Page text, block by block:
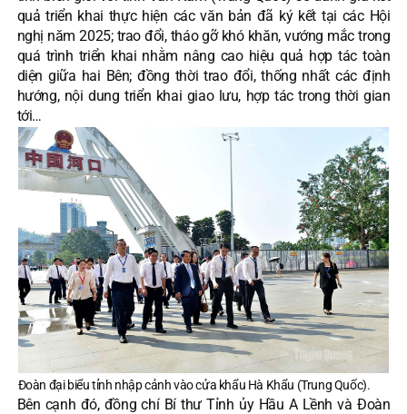
quả triển khai thực hiện các văn bản đã ký kết tại các Hội
nghị năm 2025; trao đổi, tháo gỡ khó khăn, vướng mắc trong
quá trình triển khai nhằm nâng cao hiệu quả hợp tác toàn
diện giữa hai Bên; đồng thời trao đổi, thống nhất các định
hướng, nội dung triển khai giao lưu, hợp tác trong thời gian
tới…
Đoàn đại biểu tỉnh nhập cảnh vào cửa khẩu Hà Khẩu (Trung Quốc).
Bên cạnh đó, đồng chí Bí thư Tỉnh ủy Hầu A Lềnh và Đoàn